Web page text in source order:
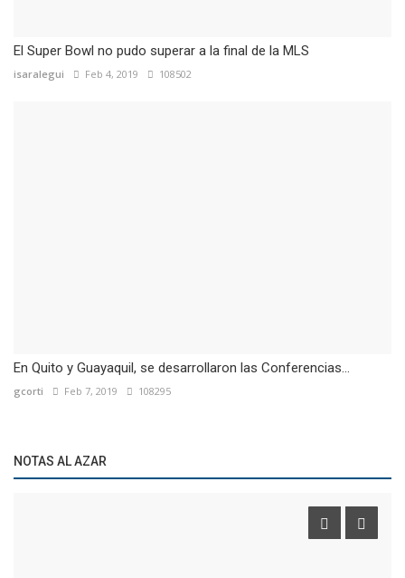
El Super Bowl no pudo superar a la final de la MLS
isaralegui Feb 4, 2019 108502
En Quito y Guayaquil, se desarrollaron las Conferencias...
gcorti Feb 7, 2019 108295
NOTAS AL AZAR